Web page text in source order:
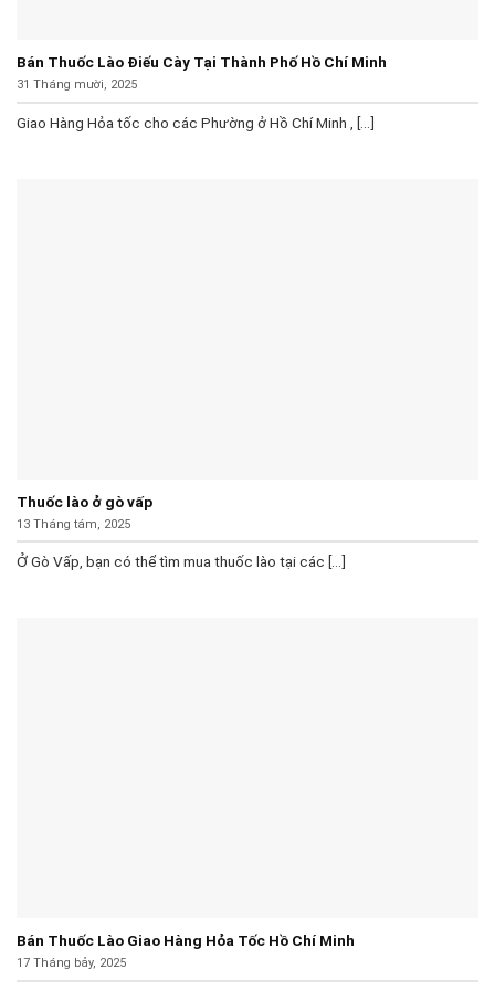
Bán Thuốc Lào Điếu Cày Tại Thành Phố Hồ Chí Minh
31 Tháng mười, 2025
Giao Hàng Hỏa tốc cho các Phường ở Hồ Chí Minh , [...]
Thuốc lào ở gò vấp
13 Tháng tám, 2025
Ở Gò Vấp, bạn có thể tìm mua thuốc lào tại các [...]
Bán Thuốc Lào Giao Hàng Hỏa Tốc Hồ Chí Minh
17 Tháng bảy, 2025